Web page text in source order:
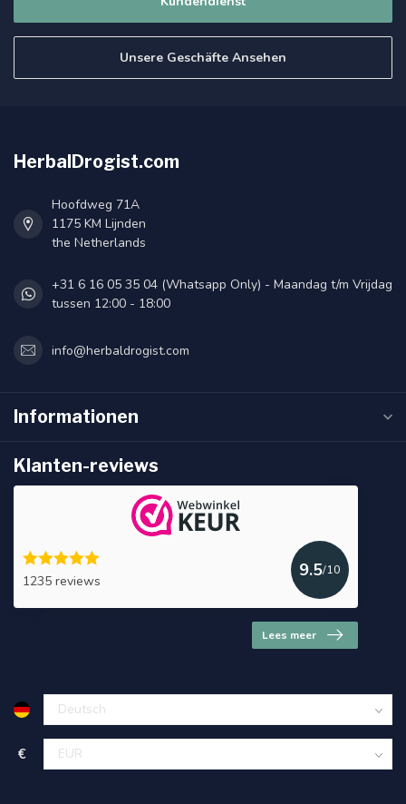
Unsere Geschäfte Ansehen
HerbalDrogist.com
Hoofdweg 71A
1175 KM Lijnden
the Netherlands
+31 6 16 05 35 04 (Whatsapp Only) - Maandag t/m Vrijdag
tussen 12:00 - 18:00
info@herbaldrogist.com
Informationen
Klanten-reviews
1235 reviews
9.5/10
Lees meer
€